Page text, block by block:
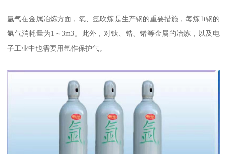
氩气在金属冶炼方面，氧、氩吹炼是生产钢的重要措施，每炼1t钢的
氩气消耗量为1～3m3。此外，对钛、锆、锗等金属的冶炼，以及电
子工业中也需要用氩作保护气。